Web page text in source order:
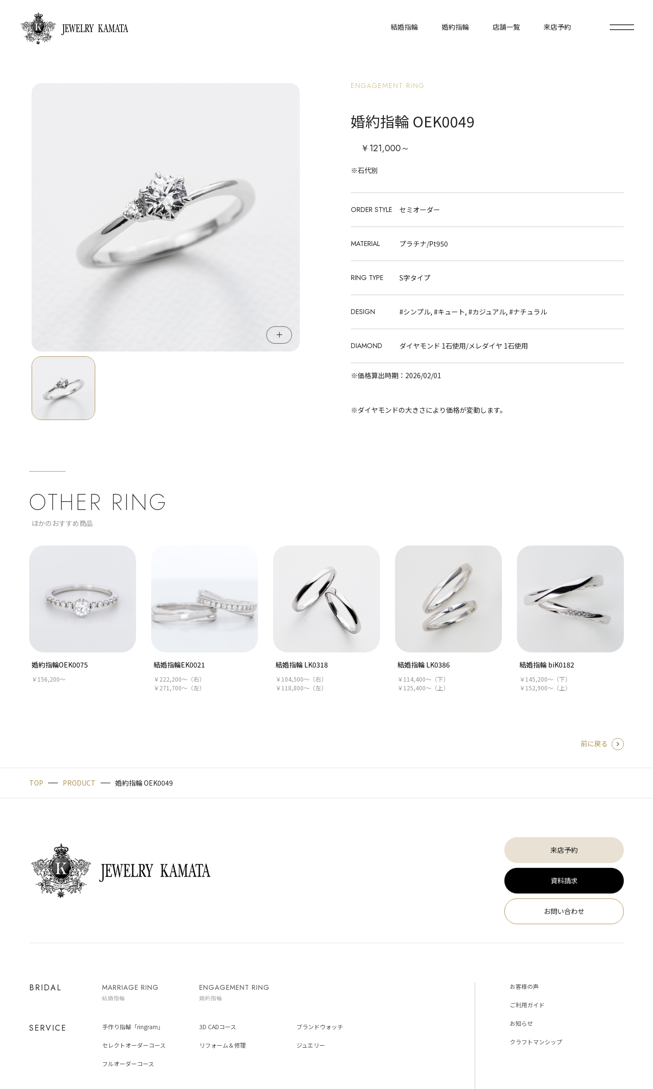
結婚指輪 婚約指輪 店舗一覧 来店予約
ENGAGEMENT RING
婚約指輪 OEK0049
￥121,000～
※石代別
ORDER STYLE セミオーダー
MATERIAL プラチナ/Pt950
RING TYPE S字タイプ
DESIGN #シンプル, #キュート, #カジュアル, #ナチュラル
DIAMOND ダイヤモンド 1石使用/メレダイヤ 1石使用
※価格算出時期：2026/02/01
※ダイヤモンドの大きさにより価格が変動します。
OTHER RING
ほかのおすすめ商品
婚約指輪OEK0075
￥156,200～
結婚指輪EK0021
￥222,200～（右）
￥271,700～（左）
結婚指輪 LK0318
￥104,500～（右）
￥118,800～（左）
結婚指輪 LK0386
￥114,400～（下）
￥125,400～（上）
結婚指輪 biK0182
￥145,200～（下）
￥152,900～（上）
前に戻る
TOP PRODUCT 婚約指輪 OEK0049
来店予約
資料請求
お問い合わせ
BRIDAL MARRIAGE RING
結婚指輪
ENGAGEMENT RING
婚約指輪
SERVICE 手作り指輪「ringram」
セレクトオーダーコース
フルオーダーコース
3D CADコース
リフォーム＆修理
ブランドウォッチ
ジュエリー
お客様の声
ご利用ガイド
お知らせ
クラフトマンシップ